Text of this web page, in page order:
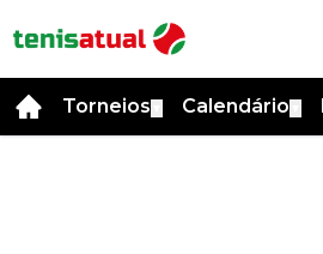
Torneios Calendário